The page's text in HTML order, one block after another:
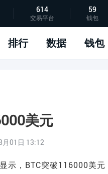
614
交易平台
59
钱包
排行 数据 钱包
美元
月01日 13:12
示，BTC突破116000美